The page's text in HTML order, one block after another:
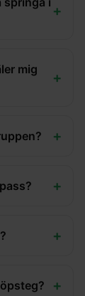
+
mig
+
+
+
+
+